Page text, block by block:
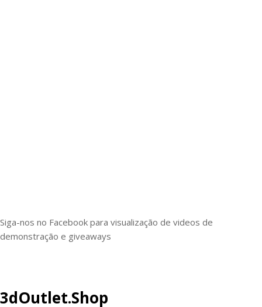
Siga-nos no Facebook para visualização de videos de
demonstração e giveaways
3dOutlet.Shop